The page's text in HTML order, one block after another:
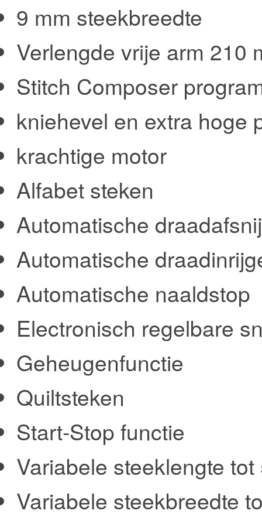
9 mm steekbreedte
Verlengde vrije arm 210
Stitch Composer
kniehevel en extra hoge
krachtige motor
Alfabet steken
Automatische
Automatische
Automatische naaldstop
Electronisch regelbare
Geheugenfunctie
Quiltsteken
Start-Stop functie
Variabele steeklengte tot
Variabele steekbreedte